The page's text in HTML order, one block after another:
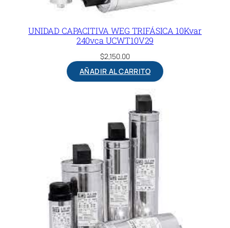
UNIDAD CAPACITIVA WEG TRIFÁSICA 10Kvar
240vca UCWT10V29
$2,150.00
AÑADIR AL CARRITO